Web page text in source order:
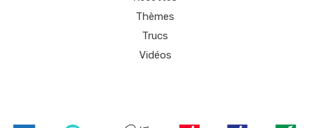
Thèmes
Trucs
Vidéos